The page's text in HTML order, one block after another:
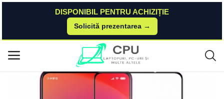
DISPONIBIL PENTRU ACHIZIȚIE
Solicită prezentarea →
Meniu principal
Categorii
Piese Si Accesorii Telefoane Mobile
Folie de protectie din sticla pentru Xiaomi Mi 9T Mi 9T Pro Xiaomi